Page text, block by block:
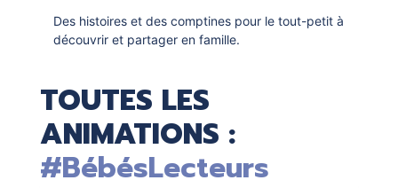
Des histoires et des comptines pour le tout-petit à
découvrir et partager en famille.
TOUTES LES
ANIMATIONS :
#BébésLecteurs